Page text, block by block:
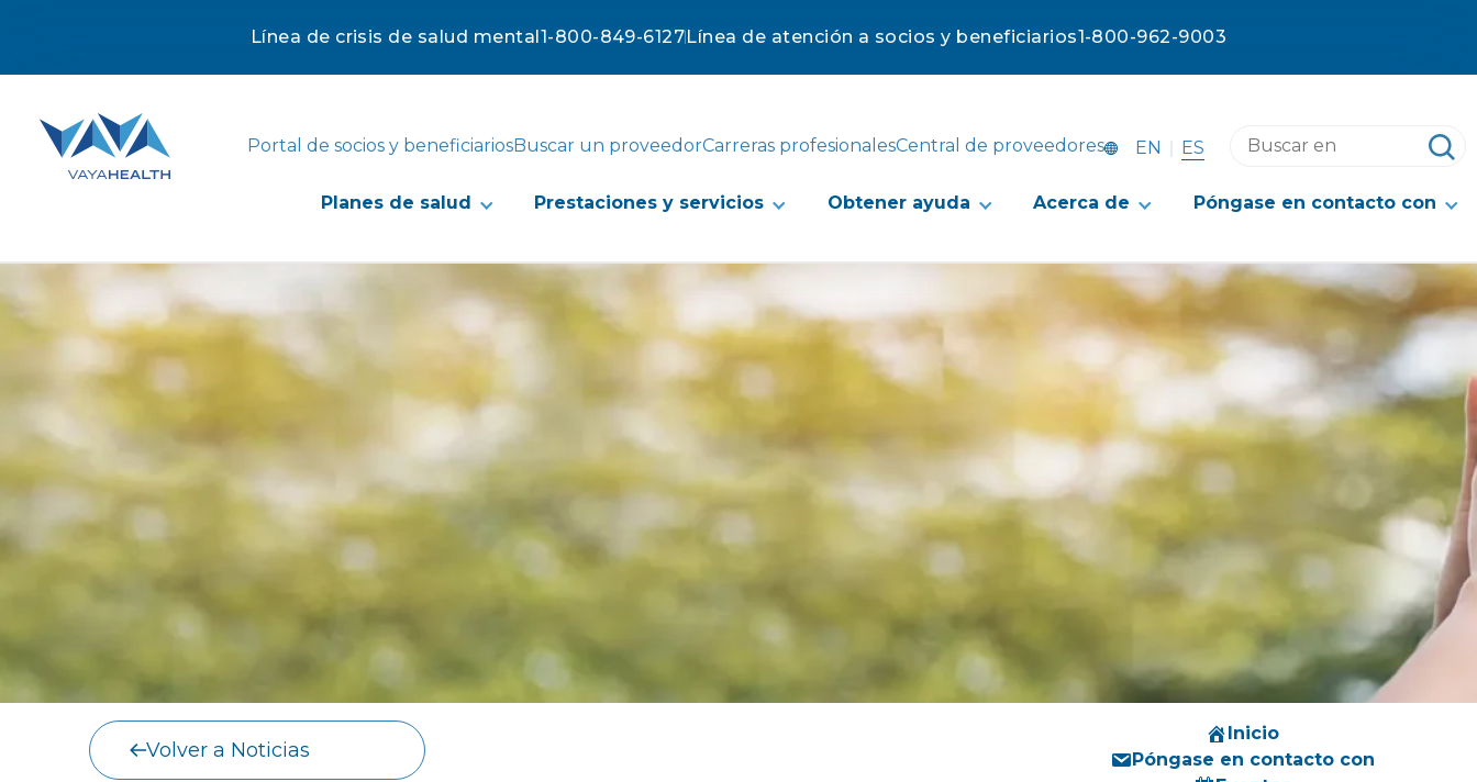
Línea de crisis de salud mental1-800-849-6127Línea de atención a socios y beneficiarios1-800-962-9003
contenido
Portal de socios y beneficiariosBuscar un proveedorCarreras profesionalesCentral de proveedores EN ES
Buscar
este
Planes de salud Prestaciones y servicios Obtener ayuda Acerca de Póngase en contacto con
Volver a Noticias
Inicio
Póngase en contacto con